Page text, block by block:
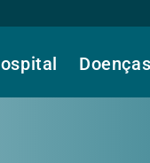
Hospital Doenças